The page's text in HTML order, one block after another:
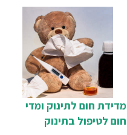
הסיכון? אילו שינויים יש לקיים
באורח החיים כדי לטפל בה? כל
זאת ועוד בכתבה שלפניכם.
מדידת חום לתינוק ומדי
חום לטיפול בתינוק